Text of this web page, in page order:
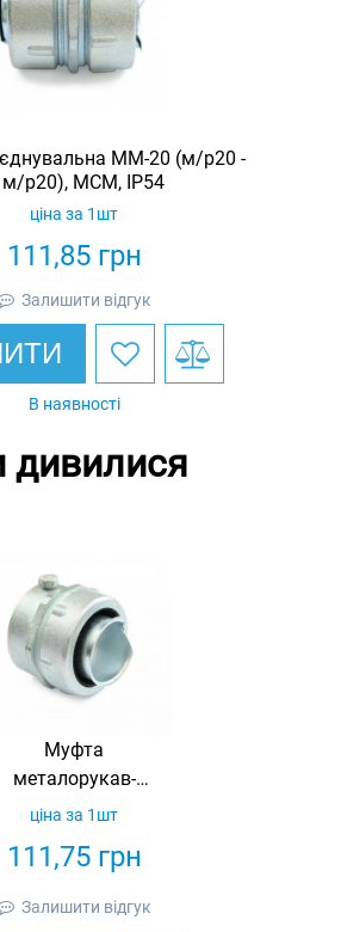
ММ-20 (м/р20 -
м/р20), МСМ, IP54
111,85грн
ціна за 1шт
Залишити відгук
В наявності
дивилися
Муфта
металорукав-
труба МТ-25 (м/
(33,5мм)), IP43
111,75грн
ціна за 1шт
Залишити відгук